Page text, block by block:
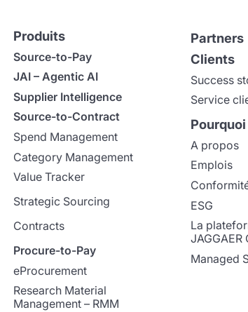
Produits
Source-to-Pay
JAI – Agentic AI
Supplier Intelligence
Source-to-Contract
Spend Management
Category Management
Value Tracker
Strategic Sourcing
Contracts
Procure-to-Pay
eProcurement
Research Material
Management – RMM
Partners
Clients
Success
Service
A propos
Emplois
ESG
La
JAGGAER
Managed